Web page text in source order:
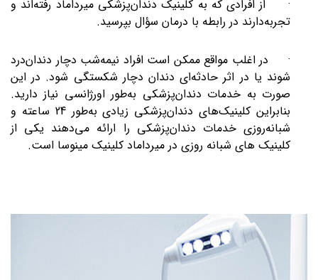
· از افرادی که به کلینیک دندان‌پزشکی میرداماد رفته‌اند و
تجربه‌دارند در رابطه با درمان سؤال بپرسید.
· در اغلب مواقع ممکن است افراد نیمه‌شب دچار دندان‌درد
شوند یا در اثر حادثه‌ای دندان دچار شکستگی شود. در این
صورت به خدمات دندان‌پزشکی به‌طور اورژانسی نیاز دارید.
بنابراین کلینیک‌های دندان‌پزشکی زیادی به‌طور 24 ساعته و
شبانه‌روزی خدمات دندان‌پزشکی را ارائه می‌دهند یکی از
کلینیک های شبانه روزی در میرداماد کلینیک مینوسا است.